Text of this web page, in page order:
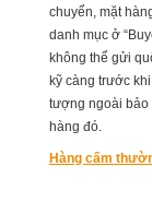
chuyển, mặt
danh mục ở
không thể gửi
kỹ càng trước
tượng ngoài bảo
hàng đó.
Hàng cấm